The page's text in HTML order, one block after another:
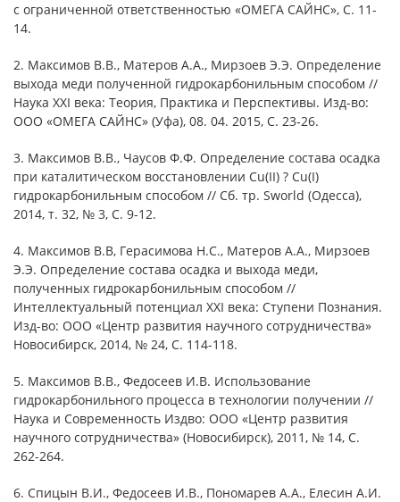
с ограниченной ответственностью «ОМЕГА САЙНС», С. 11-
14.
2. Максимов В.В., Матеров А.А., Мирзоев Э.Э. Определение
выхода меди полученной гидрокарбонильным способом //
Наука XXI века: Теория, Практика и Перспективы. Изд-во:
ООО «ОМЕГА САЙНС» (Уфа), 08. 04. 2015, С. 23-26.
3. Максимов В.В., Чаусов Ф.Ф. Определение состава осадка
при каталитическом восстановлении Cu(II) ? Cu(I)
гидрокарбонильным способом // Сб. тр. Sworld (Одесса),
2014, т. 32, № 3, С. 9-12.
4. Максимов В.В, Герасимова Н.С., Матеров А.А., Мирзоев
Э.Э. Определение состава осадка и выхода меди,
полученных гидрокарбонильным способом //
Интеллектуальный потенциал XXI века: Ступени Познания.
Изд-во: ООО «Центр развития научного сотрудничества»
Новосибирск, 2014, № 24, С. 114-118.
5. Максимов В.В., Федосеев И.В. Использование
гидрокарбонильного процесса в технологии получении //
Наука и Современность Издво: ООО «Центр развития
научного сотрудничества» (Новосибирск), 2011, № 14, С.
262-264.
6. Спицын В.И., Федосеев И.В., Пономарев А.А., Елесин А.И.